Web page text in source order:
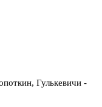
Гулькевичи -